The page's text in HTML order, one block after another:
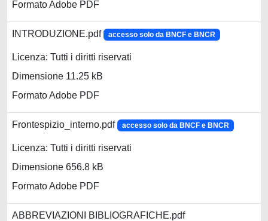
Formato Adobe PDF
INTRODUZIONE.pdf accesso solo da BNCF e BNCR
Licenza: Tutti i diritti riservati
Dimensione 11.25 kB
Formato Adobe PDF
Frontespizio_interno.pdf accesso solo da BNCF e BNCR
Licenza: Tutti i diritti riservati
Dimensione 656.8 kB
Formato Adobe PDF
ABBREVIAZIONI BIBLIOGRAFICHE.pdf